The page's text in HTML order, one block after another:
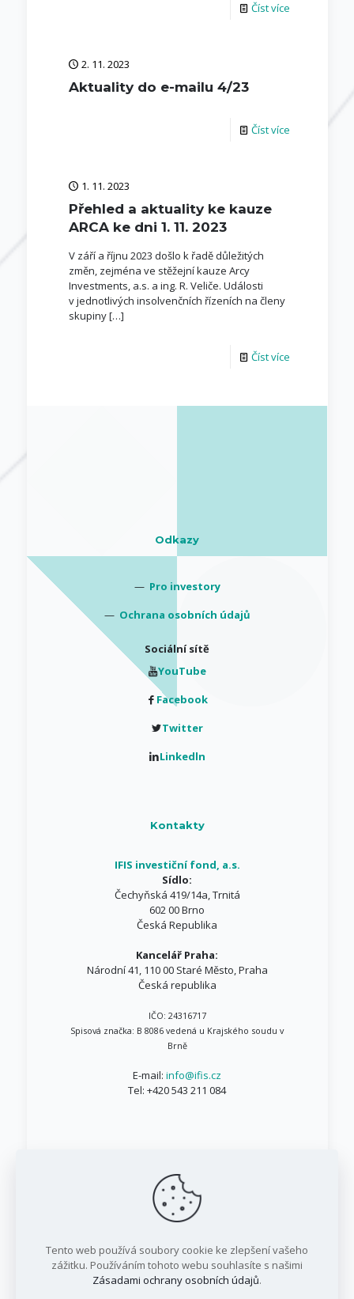
Číst více
2. 11. 2023
Aktuality do e-mailu 4/23
Číst více
1. 11. 2023
Přehled a aktuality ke kauze
ARCA ke dni 1. 11. 2023
V září a říjnu 2023 došlo k řadě důležitých
změn, zejména ve stěžejní kauze Arcy
Investments, a.s. a ing. R. Veliče. Události
v jednotlivých insolvenčních řízeních na členy
skupiny[…]
Číst více
Odkazy
— Pro investory
— Ochrana osobních údajů
Sociální sítě
YouTube
Facebook
Twitter
Linkedln
Kontakty
IFIS investiční fond, a.s.
Sídlo:
Čechyňská 419/14a, Trnitá
602 00 Brno
Česká Republika
Kancelář Praha:
Národní 41, 110 00 Staré Město, Praha
Česká republika
IČO: 24316717
Spisová značka: B 8086 vedená u Krajského soudu v
Brně
E-mail: info@ifis.cz
Tel: +420 543 211 084
/ IFIS investiční fond, a.s.
Tento web používá soubory cookie ke zlepšení vašeho
zážitku. Používáním tohoto webu souhlasíte s našimi
Zásadami ochrany osobních údajů.